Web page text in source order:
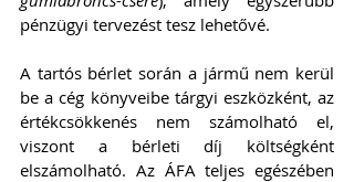
pénzügyi tervezést tesz lehetővé.
A tartós bérlet során a jármű nem kerül
be a cég könyveibe tárgyi eszközként, az
értékcsökkenés nem számolható el,
viszont a bérleti díj költségként
elszámolható. Az ÁFA teljes egészében